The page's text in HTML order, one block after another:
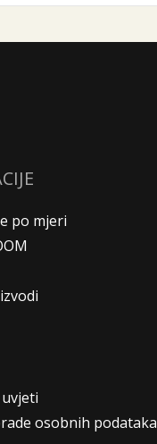
po mjeri
osobnih podataka